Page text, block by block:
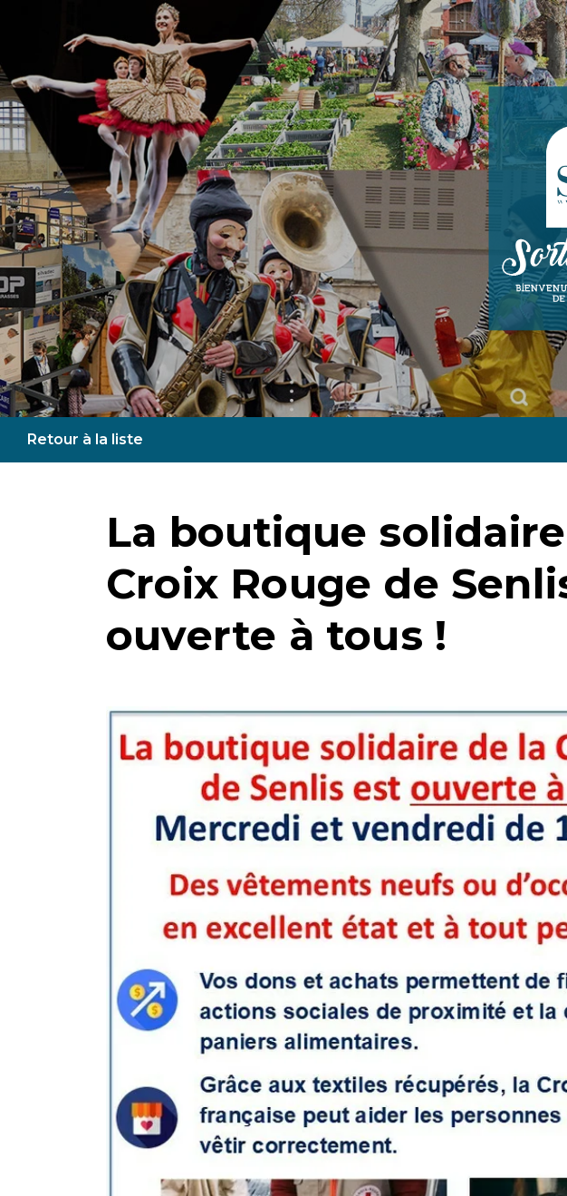
Retour à la liste
La boutique
Croix Rouge de
ouverte à tous !